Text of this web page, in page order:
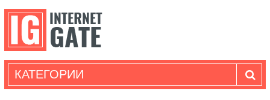
КАТЕГОРИИ